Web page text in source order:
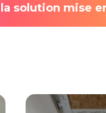
solution mise